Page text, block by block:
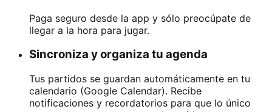
Paga seguro desde la app y sólo preocúpate de
llegar a la hora para jugar.
Sincroniza y organiza tu agenda
Tus partidos se guardan automáticamente en tu
calendario (Google Calendar). Recibe
notificaciones y recordatorios para que lo único